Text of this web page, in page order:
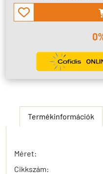
Termékinformációk
Méret:
Cikkszám: